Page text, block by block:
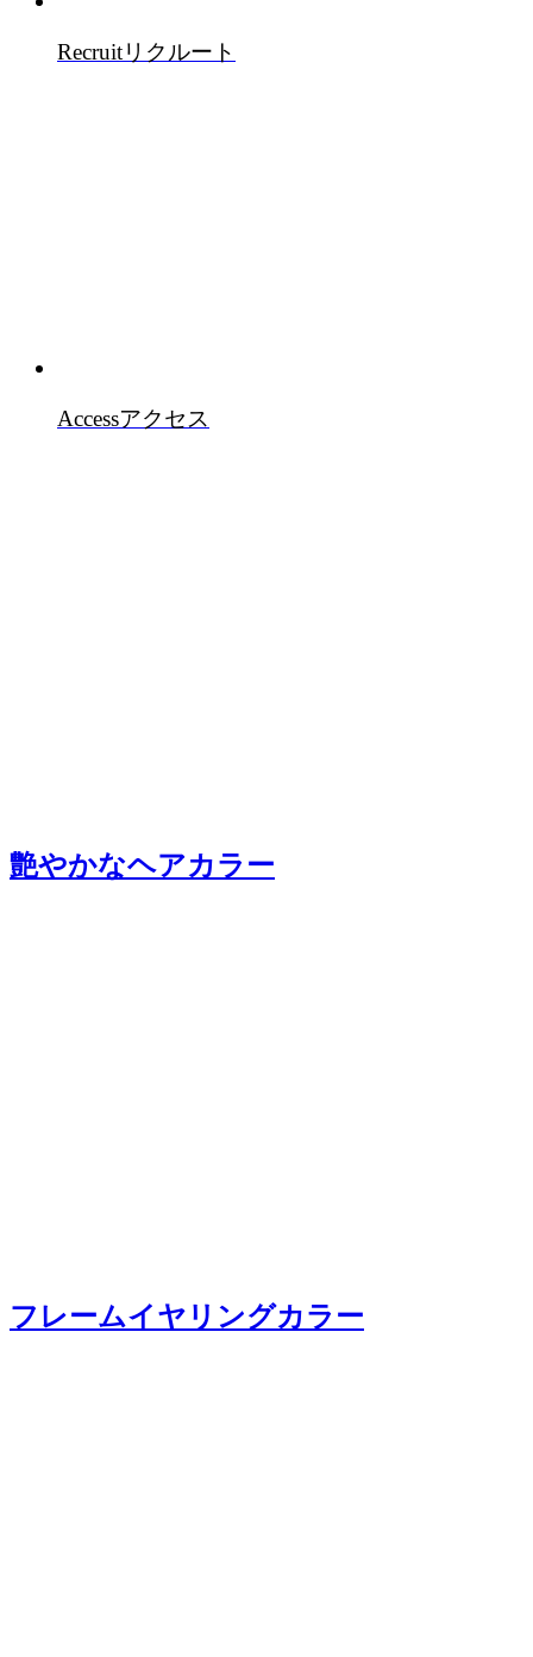
Recruitリクルート
Accessアクセス
艶やかなヘアカラー
フレームイヤリングカラー